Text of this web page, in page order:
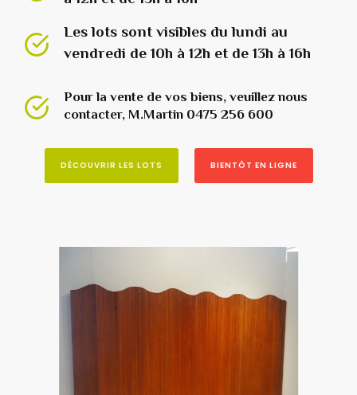
Les lots sont visibles du lundi au
vendredi de 10h à 12h et de 13h à 16h
Pour la vente de vos biens, veuillez nous
contacter, M.Martin 0475 256 600
DÉCOUVRIR LES LOTS BIENTÔT EN LIGNE